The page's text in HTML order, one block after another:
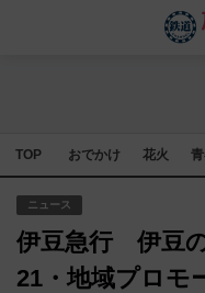
TOP おでかけ 花火
ニュース
伊豆急行 伊豆
21・地域プロ